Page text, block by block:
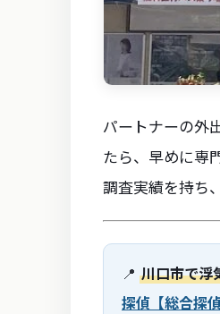
パートナーの外
たら、早めに専
調査実績を持ち
📍 川口市で浮
探偵【総合探